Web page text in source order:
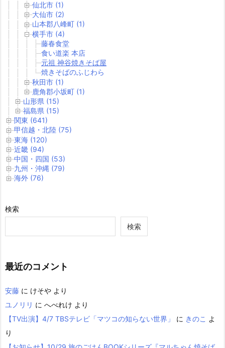
仙北市 (1)
大仙市 (2)
山本郡八峰町 (1)
横手市 (4)
藤春食堂
食い道楽 本店
元祖 神谷焼きそば屋
焼きそばのふじわら
秋田市 (1)
鹿角郡小坂町 (1)
山形県 (15)
福島県 (15)
関東 (641)
甲信越・北陸 (75)
東海 (120)
近畿 (94)
中国・四国 (53)
九州・沖縄 (79)
海外 (76)
検索
検索
最近のコメント
安藤 に けそや より
ユノリリ に へべれけ より
【TV出演】4/7 TBSテレビ「マツコの知らない世界」
に きのこ よ
り